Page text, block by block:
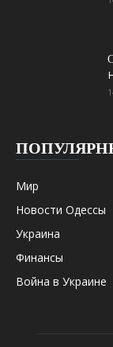
Мир
Новости Одессы
Украина
Финансы
Война в Украине